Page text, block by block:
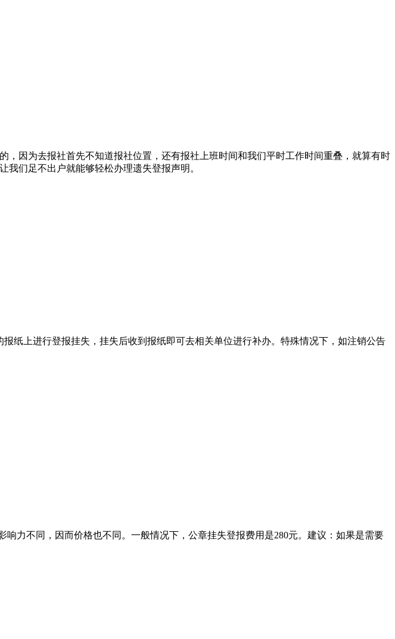
因为去报社首先不知道报社位置，还有报社上班时间和我们平时工作时间重叠，就算有时
们足不出户就能够轻松办理遗失登报声明。
纸上进行登报挂失，挂失后收到报纸即可去相关单位进行补办。特殊情况下，如注销公告
力不同，因而价格也不同。一般情况下，公章挂失登报费用是280元。建议：如果是需要